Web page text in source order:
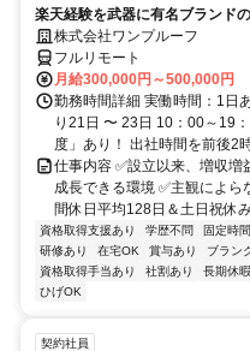
楽天経験を武器に有名ブランド
株式会社ワンプルーフ
フルリモート
月給300,000円～500,000円
勤務時間詳細 実働時間：1日
り21日 〜 23日 10：00～19
度」あり！ 出社時間を前後2
仕事内容 ✅設立以来、増収増
成長できる環境 ✅主観によ
間休日平均128日＆土
資格取得支援あり 学歴不問 固定時
研修あり
在宅OK 賞与あり ブラン
資格取得手当あり
社割あり 長期休
ひげOK
契約社員